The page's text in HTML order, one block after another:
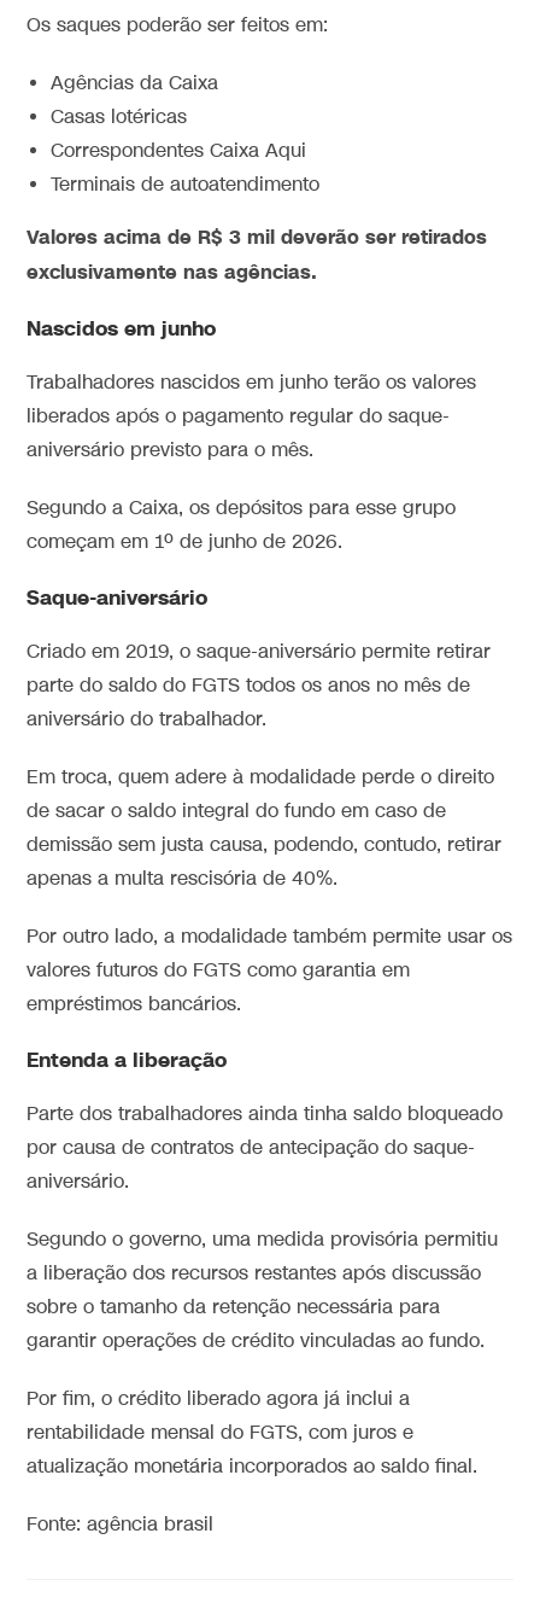
Os saques poderão ser feitos em:
Agências da Caixa
Casas lotéricas
Correspondentes Caixa Aqui
Terminais de autoatendimento
Valores acima de R$ 3 mil deverão ser retirados
exclusivamente nas agências.
Nascidos em junho
Trabalhadores nascidos em junho terão os valores
liberados após o pagamento regular do saque-
aniversário previsto para o mês.
Segundo a Caixa, os depósitos para esse grupo
começam em 1º de junho de 2026.
Saque-aniversário
Criado em 2019, o saque-aniversário permite retirar
parte do saldo do FGTS todos os anos no mês de
aniversário do trabalhador.
Em troca, quem adere à modalidade perde o direito
de sacar o saldo integral do fundo em caso de
demissão sem justa causa, podendo, contudo, retirar
apenas a multa rescisória de 40%.
Por outro lado, a modalidade também permite usar os
valores futuros do FGTS como garantia em
empréstimos bancários.
Entenda a liberação
Parte dos trabalhadores ainda tinha saldo bloqueado
por causa de contratos de antecipação do saque-
aniversário.
Segundo o governo, uma medida provisória permitiu
a liberação dos recursos restantes após discussão
sobre o tamanho da retenção necessária para
garantir operações de crédito vinculadas ao fundo.
Por fim, o crédito liberado agora já inclui a
rentabilidade mensal do FGTS, com juros e
atualização monetária incorporados ao saldo final.
Fonte: agência brasil